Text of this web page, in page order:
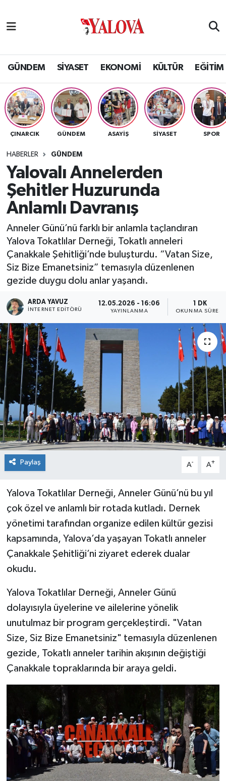
GÜNDEM SİYASET EKONOMİ KÜLTÜR EĞİTİM
ÇINARCIK GÜNDEM ASAYİŞ SİYASET SPOR
HABERLER GÜNDEM
Yalovalı Annelerden
Şehitler Huzurunda
Anlamlı Davranış
Anneler Günü’nü farklı bir anlamla taçlandıran
Yalova Tokatlılar Derneği, Tokatlı anneleri
Çanakkale Şehitliği’nde buluşturdu. “Vatan Size,
Siz Bize Emanetsiniz” temasıyla düzenlenen
gezide duygu dolu anlar yaşandı.
ARDA YAVUZ
İNTERNET EDITÖRÜ
12.05.2026 - 16:06
YAYINLANMA
1 DK
OKUNMA SÜRESI
Paylaş A- A+
Yalova Tokatlılar Derneği, Anneler Günü’nü bu yıl
çok özel ve anlamlı bir rotada kutladı. Dernek
yönetimi tarafından organize edilen kültür gezisi
kapsamında, Yalova’da yaşayan Tokatlı anneler
Çanakkale Şehitliği’ni ziyaret ederek dualar
okudu.
Yalova Tokatlılar Derneği, Anneler Günü
dolayısıyla üyelerine ve ailelerine yönelik
unutulmaz bir program gerçekleştirdi. "Vatan
Size, Siz Bize Emanetsiniz" temasıyla düzenlenen
gezide, Tokatlı anneler tarihin akışının değiştiği
Çanakkale topraklarında bir araya geldi.
SİYASET
EKONOMİ
KÜLTÜR
BİLİM VE TEKNOLOJİ
ASAYİŞ
SPOR
ULUSAL
RESMİ İLAN
Yalova Nöbetçi Eczaneler
Yalova Hava Durumu
Yalova Namaz Vakitleri
Yalova Trafik Yoğunluk Haritası
Tüm Manşetler
Son Dakika Haberleri